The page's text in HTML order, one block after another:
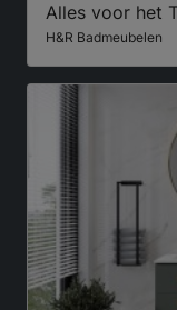
Alles voor het
H&R Badmeubelen